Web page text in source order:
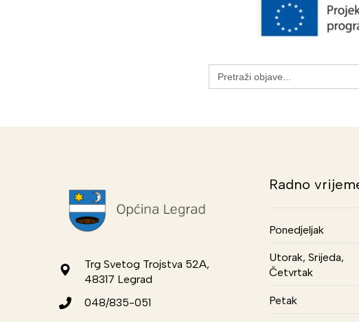
Search
for:
Trg Svetog Trojstva 52A,
48317 Legrad
048/835-051
Radno
Ponedjeljak
Utorak, Srijeda,
Četvrtak
Petak